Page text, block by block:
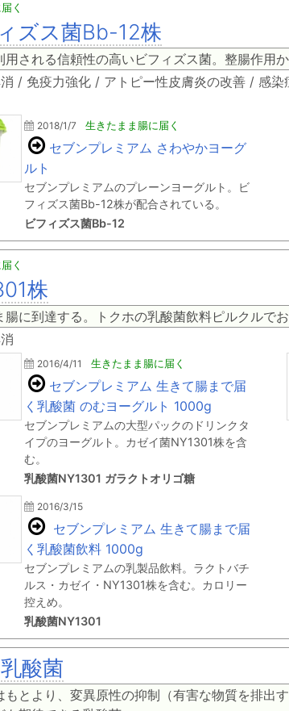
く
ズス菌Bb-12株
用される信頼性の高いビフィズス菌。整腸作用
/ 免疫力強化 / アトピー性皮膚炎の改善 / 感
2018/1/7 生きたまま腸に届く
セブンプレミアム さわやかヨーグ
ルト
セブンプレミアムのプレーンヨーグルト。ビ
フィズス菌Bb-12株が配合されている。
ビフィズス菌Bb-12
く
株
腸に到達する。トクホの乳酸菌飲料ピルクルでお
2016/4/11 生きたまま腸に届く
セブンプレミアム 生きて腸まで届
く乳酸菌 のむヨーグルト 1000g
セブンプレミアムの大型パックのドリンクタ
イプのヨーグルト。カゼイ菌NY1301株を含
む。
乳酸菌NY1301 ガラクトオリゴ糖
2016/3/15
セブンプレミアム 生きて腸まで届
く乳酸菌飲料 1000g
セブンプレミアムの乳製品飲料。ラクトバチ
ルス・カゼイ・NY1301株を含む。カロリー
控えめ。
乳酸菌NY1301
酸菌
もとより、変異原性の抑制（有害な物質を排出